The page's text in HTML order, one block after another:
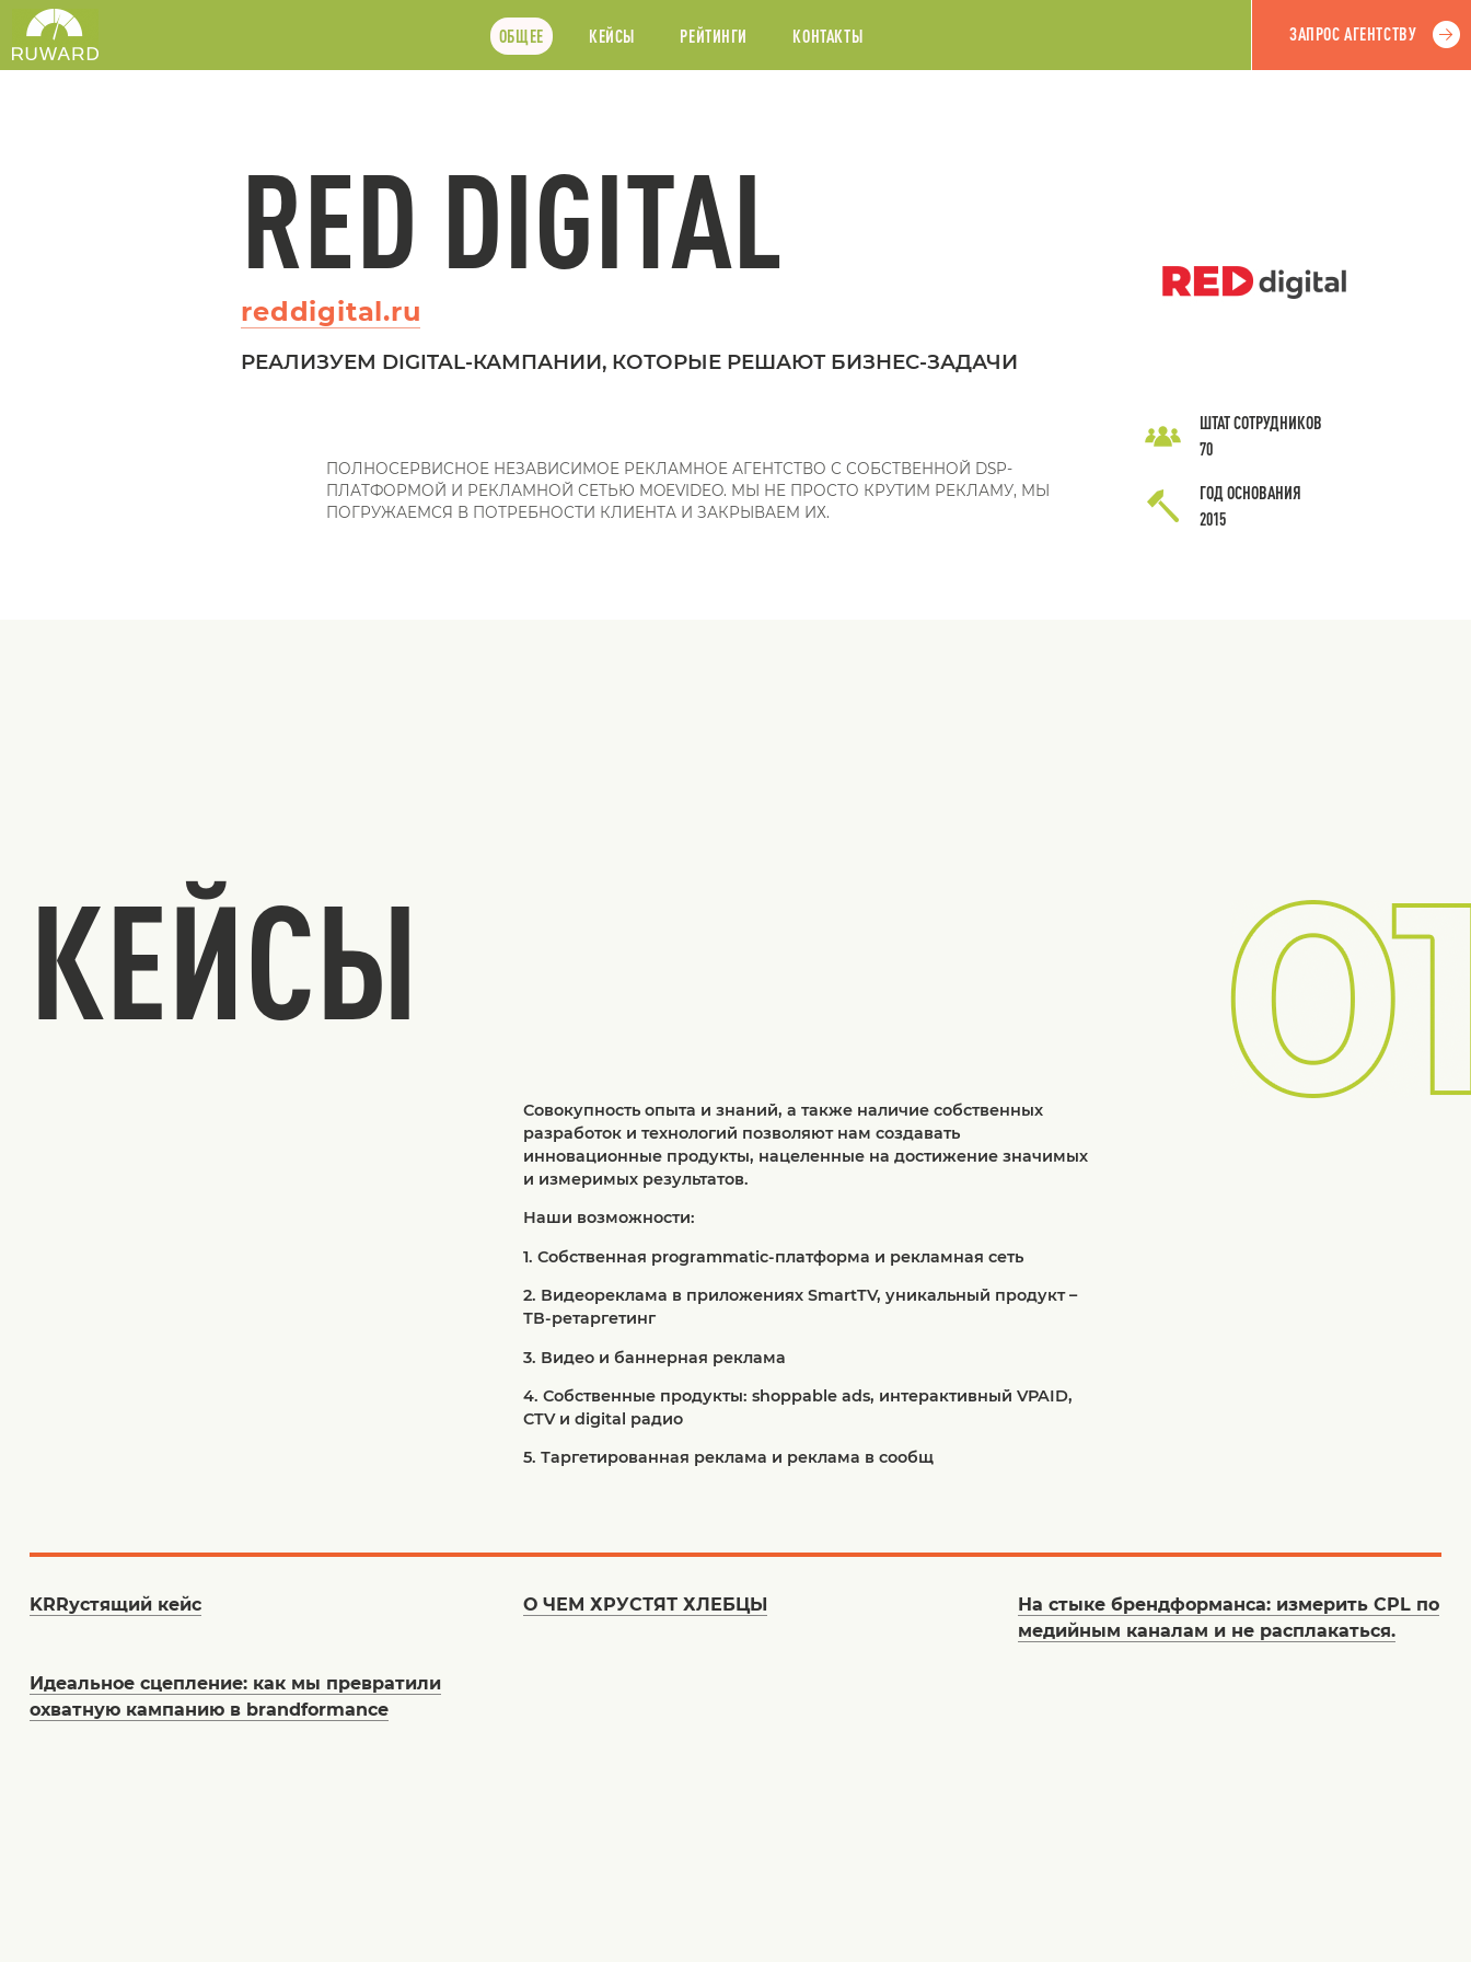
ОБЩЕЕ КЕЙСЫ РЕЙТИНГИ КОНТАКТЫ ЗАПРОС АГЕНТСТВУ
RED DIGITAL
reddigital.ru
РЕАЛИЗУЕМ DIGITAL-КАМПАНИИ, КОТОРЫЕ РЕШАЮТ БИЗНЕС-ЗАДАЧИ
ПОЛНОСЕРВИСНОЕ НЕЗАВИСИМОЕ РЕКЛАМНОЕ АГЕНТСТВО С СОБСТВЕННОЙ DSP-
ПЛАТФОРМОЙ И РЕКЛАМНОЙ СЕТЬЮ MOEVIDEO. МЫ НЕ ПРОСТО КРУТИМ РЕКЛАМУ, МЫ
ПОГРУЖАЕМСЯ В ПОТРЕБНОСТИ КЛИЕНТА И ЗАКРЫВАЕМ ИХ.
ШТАТ СОТРУДНИКОВ
70
ГОД ОСНОВАНИЯ
2015
КЕЙСЫ
Совокупность опыта и знаний, а также наличие собственных
разработок и технологий позволяют нам создавать
инновационные продукты, нацеленные на достижение значимых
и измеримых результатов.
Наши возможности:
1. Собственная programmatic-платформа и рекламная сеть
2. Видеореклама в приложениях SmartTV, уникальный продукт –
ТВ-ретаргетинг
3. Видео и баннерная реклама
4. Собственные продукты: shoppable ads, интерактивный VPAID,
CTV и digital радио
5. Таргетированная реклама и реклама в сообщ
KRRустящий кейс О ЧЕМ ХРУСТЯТ ХЛЕБЦЫ
На стыке брендформанса: измерить CPL по
медийным каналам и не расплакаться.
Идеальное сцепление: как мы превратили
охватную кампанию в brandformance